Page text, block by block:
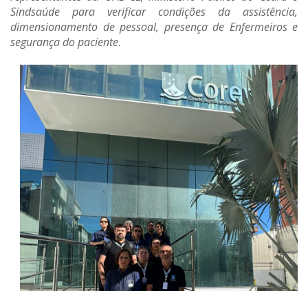
Sindsaúde para verificar condições da assistência,
dimensionamento de pessoal, presença de Enfermeiros e
segurança do paciente.